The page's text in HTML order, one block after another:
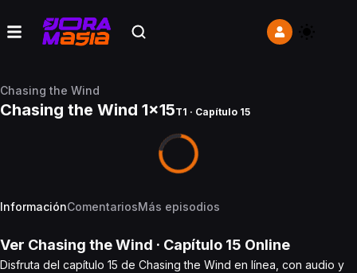
Chasing the Wind
Chasing the Wind 1x15T1 · Capítulo 15
InformaciónComentariosMás episodios
Ver Chasing the Wind · Capítulo 15 Online
Disfruta del capítulo 15 de Chasing the Wind en línea, con audio y